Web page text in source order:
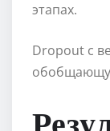
этапах.
Dropout с